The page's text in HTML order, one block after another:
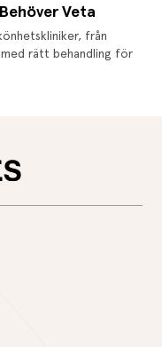
Veta
från
rätt behandling för